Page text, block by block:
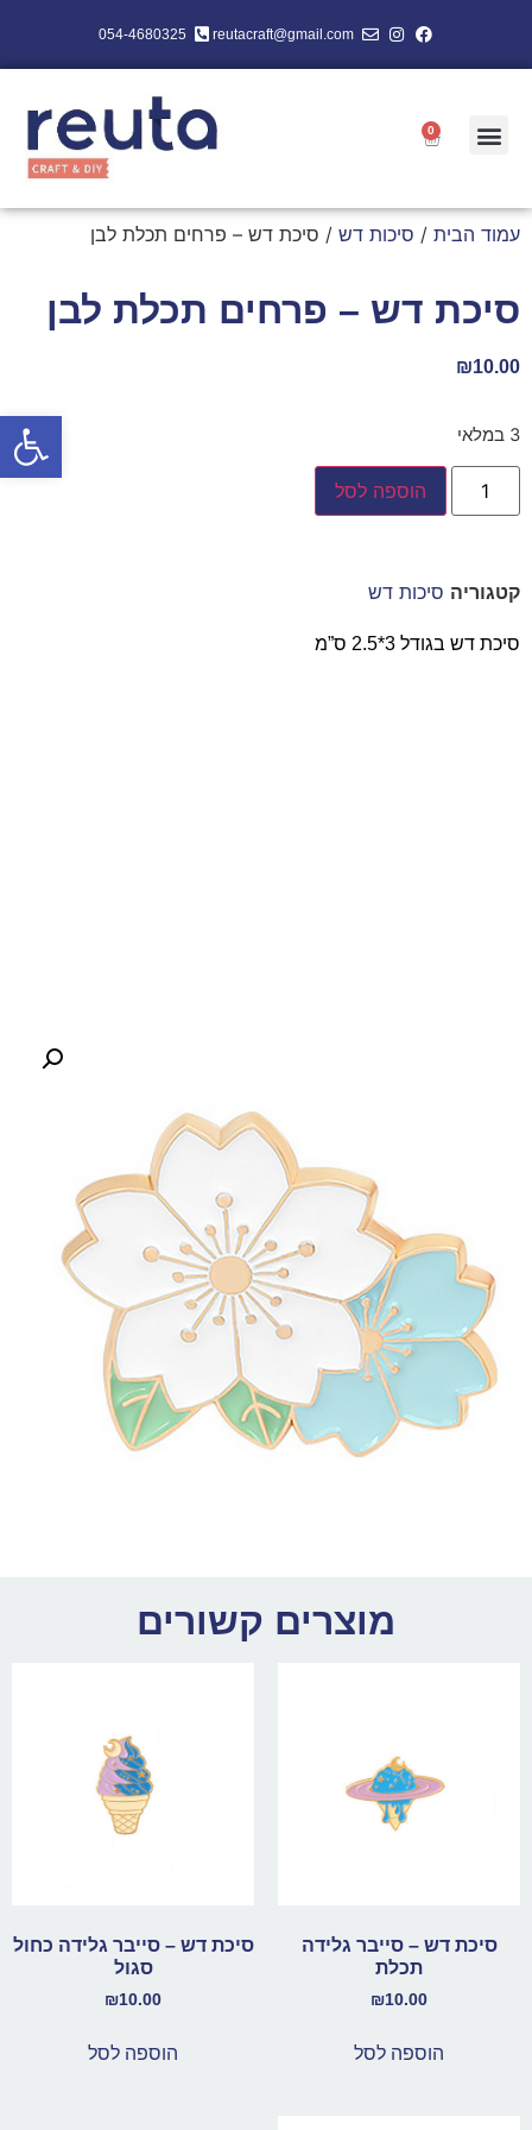
פתח
reutacraft@gmail.com
054-4680325
0
עמוד הבית / סיכות דש / סיכת דש – פרחים תכלת לבן
סיכת דש – פרחים תכלת לבן
₪10.00
3 במלאי
הוספה לסל
קטגוריה סיכות דש
סיכת דש בגודל 3*2.5 ס”מ
מוצרים קשורים
סיכת דש – סייבר גלידה
תכלת
₪10.00
הוספה לסל
סיכת דש – סייבר גלידה כחול
סגול
₪10.00
הוספה לסל